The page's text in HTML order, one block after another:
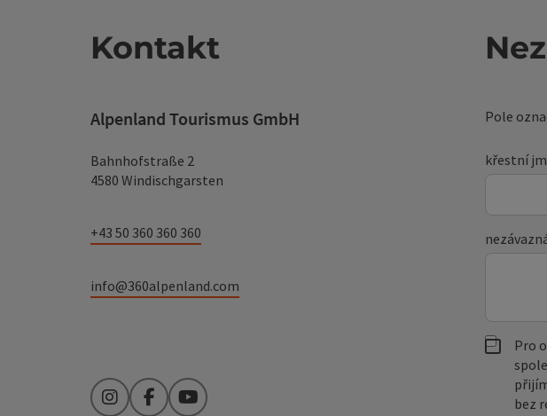
Kontakt
Alpenland Tourismus GmbH
Bahnhofstraße 2
4580 Windischgarsten
+43 50 360 360 360
info@360alpenland.com
InstagramFacebookYouTube
Pole
křestní
Pro
bez